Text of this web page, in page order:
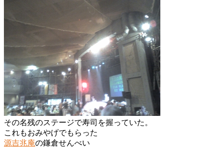
その名残のステージで寿司を握っていた。
これもおみやげでもらった
源吉兆庵の鎌倉せんべい